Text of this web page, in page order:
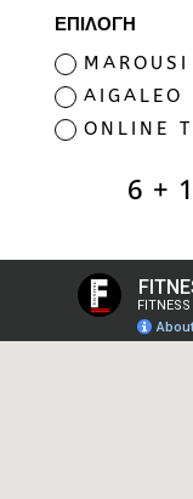
ΕΠΙΛΟΓΗ
AIGALEO
ONLINE
6 +